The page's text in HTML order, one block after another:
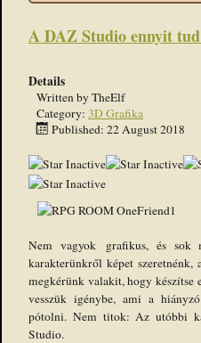
A DAZ Studio ennyit
Details
Written byTheElf
Category: 3D Grafika
Published: 22 August 2018
Nem vagyok grafikus, és sok
karakterünkről képet
megkérünk valakit, hogy készítse
vesszük igénybe, ami a
pótolni. Nem titok: Az utóbbi
Studio.